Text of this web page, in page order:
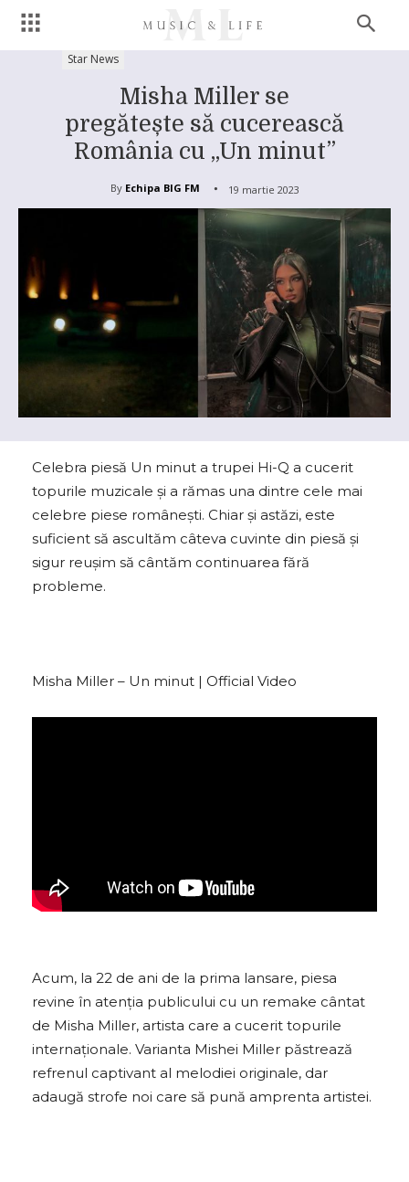
Star News
Misha Miller se
pregătește să cucerească
România cu „Un minut”
By Echipa BIG FM 19 martie 2023
Celebra piesă Un minut a trupei Hi-Q a cucerit
topurile muzicale și a rămas una dintre cele mai
celebre piese românești. Chiar și astăzi, este
suficient să ascultăm câteva cuvinte din piesă și
sigur reușim să cântăm continuarea fără
probleme.
Misha Miller – Un minut | Official Video
Acum, la 22 de ani de la prima lansare, piesa
revine în atenția publicului cu un remake cântat
de Misha Miller, artista care a cucerit topurile
internaționale. Varianta Mishei Miller păstrează
refrenul captivant al melodiei originale, dar
adaugă strofe noi care să pună amprenta artistei.